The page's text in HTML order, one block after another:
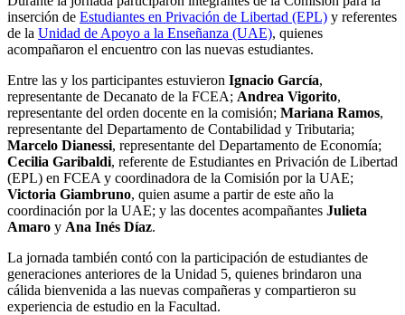
inserción de Estudiantes en Privación de Libertad (EPL) y referentes
de la Unidad de Apoyo a la Enseñanza (UAE), quienes
acompañaron el encuentro con las nuevas estudiantes.
Entre las y los participantes estuvieron Ignacio García,
representante de Decanato de la FCEA; Andrea Vigorito,
representante del orden docente en la comisión; Mariana Ramos,
representante del Departamento de Contabilidad y Tributaria;
Marcelo Dianessi, representante del Departamento de Economía;
Cecilia Garibaldi, referente de Estudiantes en Privación de Libertad
(EPL) en FCEA y coordinadora de la Comisión por la UAE;
Victoria Giambruno, quien asume a partir de este año la
coordinación por la UAE; y las docentes acompañantes Julieta
Amaro y Ana Inés Díaz.
La jornada también contó con la participación de estudiantes de
generaciones anteriores de la Unidad 5, quienes brindaron una
cálida bienvenida a las nuevas compañeras y compartieron su
experiencia de estudio en la Facultad.